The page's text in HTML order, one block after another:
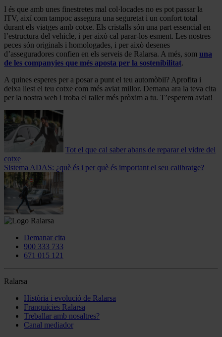
I és que amb unes finestretes mal col·locades no es pot passar la
ITV, així com tampoc assegura una seguretat i un confort total
durant els viatges amb cotxe. Els cristalls són una part essencial en
l’estructura del vehicle, i per això cal parar-los esment. Les nostres
peces són originals i homologades, i per això desenes
d’asseguradores confien en els serveis de Ralarsa. A més, som una
de les companyies que més aposta per la sostenibilitat.
A quines esperes per a posar a punt el teu automòbil? Aprofita i
deixa llest el teu cotxe com més aviat millor. Demana ara la teva cita
per la nostra web i troba el taller més pròxim a tu. T’esperem aviat!
Tot el que cal saber abans de reparar el vidre del
cotxe
Sistema ADAS: ¿què és i per què és important el seu calibratge?
Demanar cita
900 333 733
671 015 121
Ralarsa
Història i evolució de Ralarsa
Franquícies Ralarsa
Treballar amb nosaltres?
Canal mediador